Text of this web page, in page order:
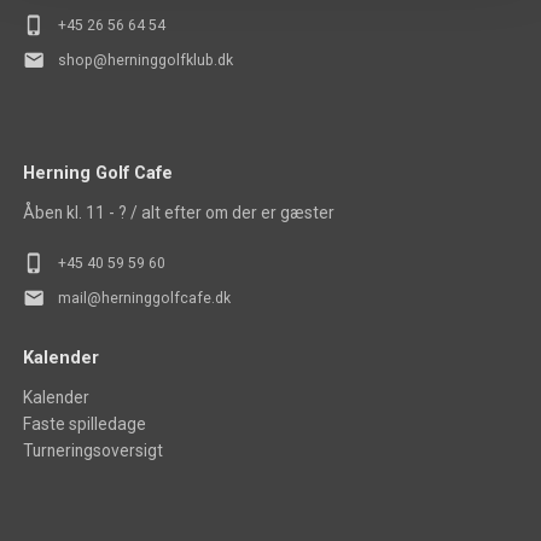
phone_iphone +45 26 56 64 54
mail shop@herninggolfklub.dk
Herning Golf Cafe
Åben kl. 11 - ? / alt efter om der er gæster
phone_iphone +45 40 59 59 60
mail mail@herninggolfcafe.dk
Kalender
Kalender
Faste spilledage
Turneringsoversigt